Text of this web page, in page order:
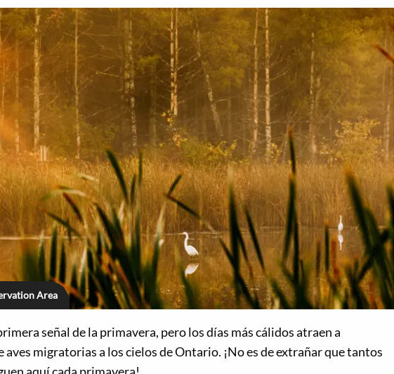
Area
señal de la primavera, pero los días más cálidos atraen a
aves migratorias a los cielos de Ontario. ¡No es de extrañar que tantos